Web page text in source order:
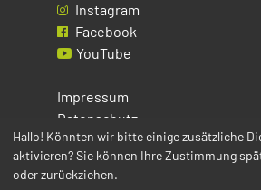
Instagram
Facebook
YouTube
Impressum
Datenschutz
Cookies
Hallo! Könnten wir bitte einige zusätzliche
aktivieren? Sie können Ihre Zustimmung
oder zurückziehen.